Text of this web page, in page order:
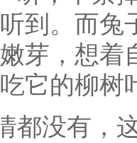
到。而
芽，想着
它的柳树
都没有，